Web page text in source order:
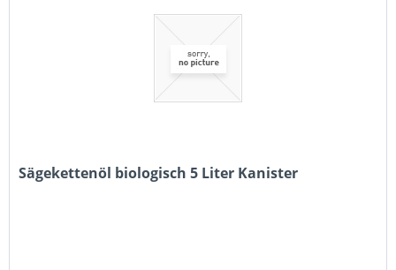
Sägekettenöl biologisch 5 Liter Kanister